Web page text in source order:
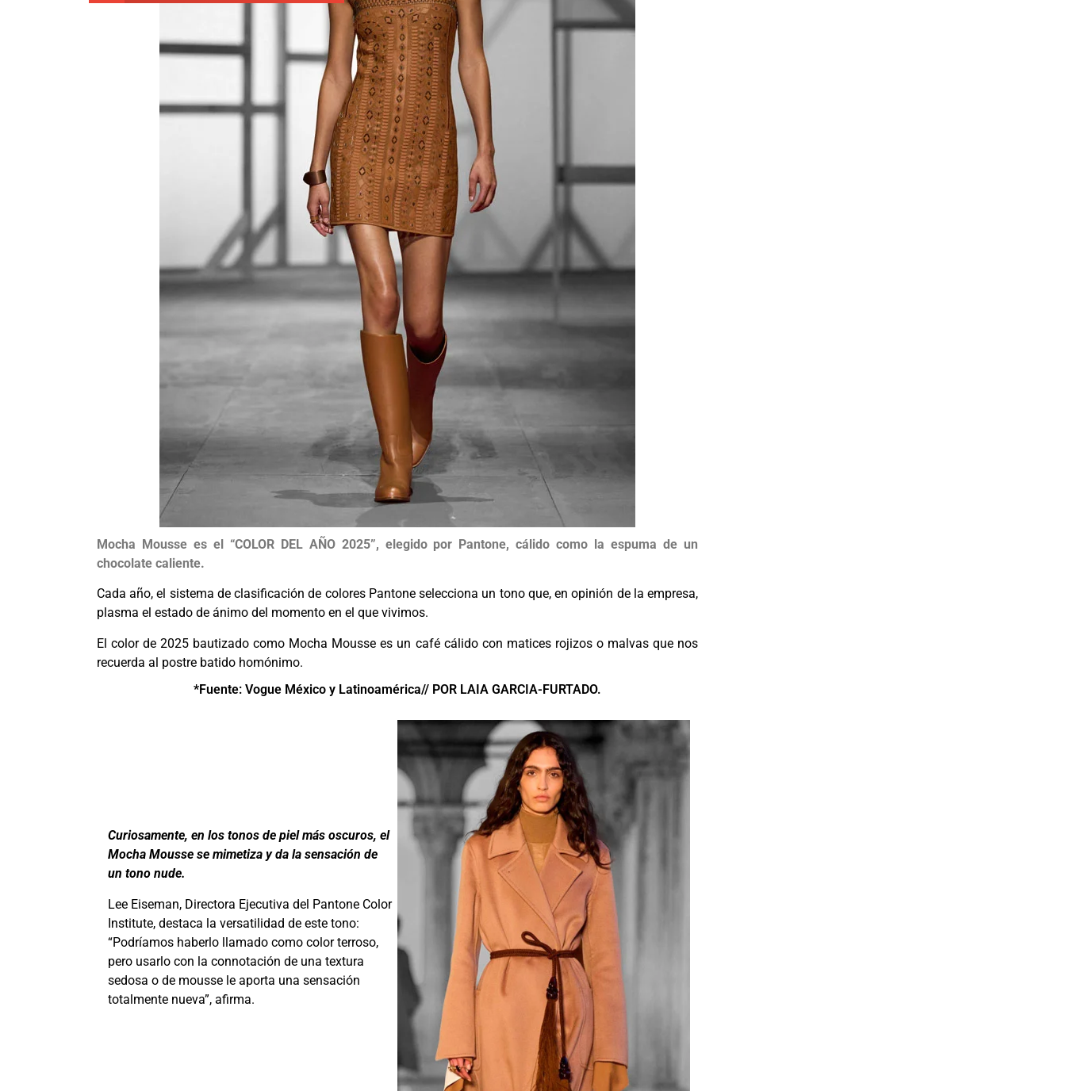
Mocha Mousse es el “COLOR DEL AÑO 2025”, elegido por Pantone, cálido como la espuma de un
chocolate caliente.
Cada año, el sistema de clasificación de colores Pantone selecciona un tono que, en opinión de la empresa,
plasma el estado de ánimo del momento en el que vivimos.
El color de 2025 bautizado como Mocha Mousse es un café cálido con matices rojizos o malvas que nos
recuerda al postre batido homónimo.
*Fuente: Vogue México y Latinoamérica// POR LAIA GARCIA-FURTADO.
Curiosamente, en los tonos de piel más oscuros, el
Mocha Mousse se mimetiza y da la sensación de
un tono nude.
Lee Eiseman, Directora Ejecutiva del Pantone Color
Institute, destaca la versatilidad de este tono:
“Podríamos haberlo llamado como color terroso,
pero usarlo con la connotación de una textura
sedosa o de mousse le aporta una sensación
totalmente nueva”, afirma.